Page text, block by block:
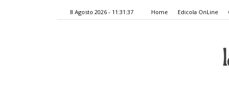
8 Agosto 2026 - 11:31:37 Home Edicola OnLine